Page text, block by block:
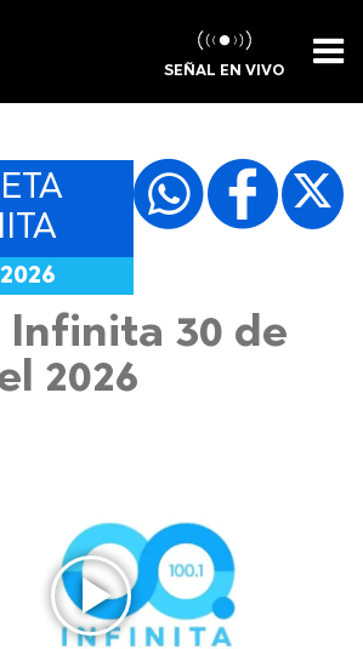
SEÑAL EN VIVO
Infinita 30 de
2026